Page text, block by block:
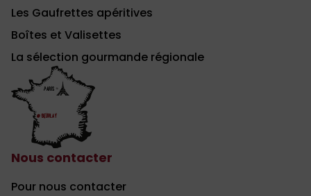
Les Gaufrettes apéritives
Boîtes et Valisettes
La sélection gourmande régionale
Nous contacter
Pour nous contacter